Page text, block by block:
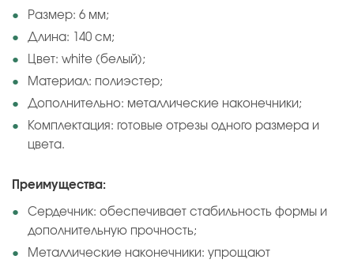
Размер: 6 мм;
Длина: 140 см;
Цвет: white (белый);
Материал: полиэстер;
Дополнительно: металлические наконечники;
Комплектация: готовые отрезы одного размера и
цвета.
Преимущества:
Сердечник: обеспечивает стабильность формы и
дополнительную прочность;
Металлические наконечники: упрощают